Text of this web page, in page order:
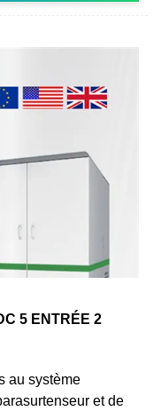
5 ENTRÉE 2
au système
et de